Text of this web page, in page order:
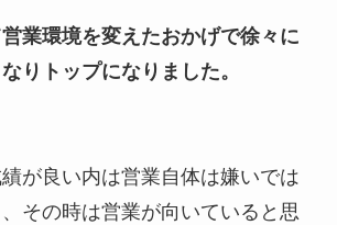
業環境を変えたおかげで徐々に
りトップになりました。
が良い内は営業自体は嫌いでは
その時は営業が向いていると思